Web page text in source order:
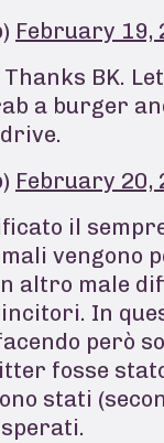
February 19,
Thanks BK.
a burger
February 20,
il
vengono
altro male
In
però
fosse
stati